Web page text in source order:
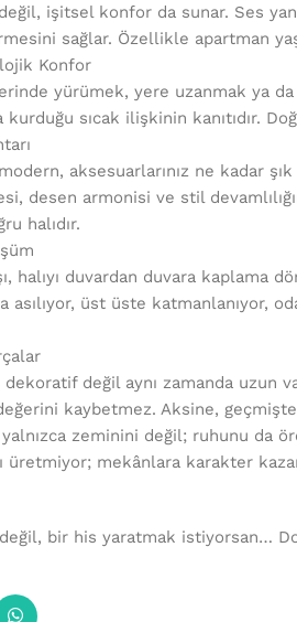
işitsel konfor da sunar. Ses
sağlar. Özellikle apartman
Konfor
yürümek, yere uzanmak ya
sıcak ilişkinin kanıtıdır.
aksesuarlarınız ne kadar
desen armonisi ve stil
halıdır.
halıyı duvardan duvara
asılıyor, üst üste katmanlanıyor,
değil aynı zamanda uzun
kaybetmez. Aksine,
yalnızca zeminini değil; ruhunu da
üretmiyor; mekânlara karakter
bir his yaratmak istiyorsan…